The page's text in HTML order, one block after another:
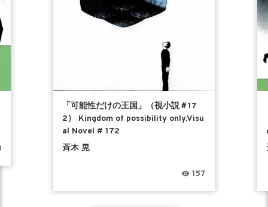
「可能性だけの王国」（視小説＃17
2） Kingdom of possibility only,Visu
al Novel # 172
斉木 晃
157